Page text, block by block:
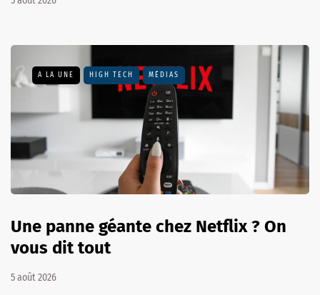
A LA UNE HIGH TECH MÉDIAS
Une panne géante chez Netflix ? On
vous dit tout
5 août 2026